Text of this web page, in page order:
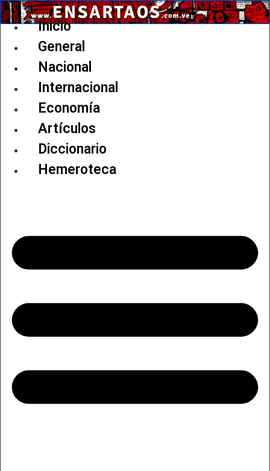
Ir
al
Inicio
General
Nacional
Internacional
Economía
Artículos
Diccionario
Hemeroteca